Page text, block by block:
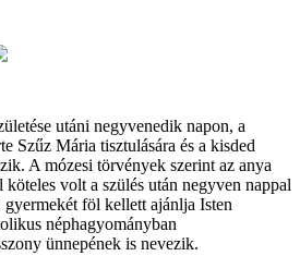
utáni negyvenedik napon, a
Szűz Mária tisztulására és a kisded
A mózesi törvények szerint az anya
volt a szülés után negyven nappal
föl kellett ajánlja Isten
néphagyományban
ünnepének is nevezik.